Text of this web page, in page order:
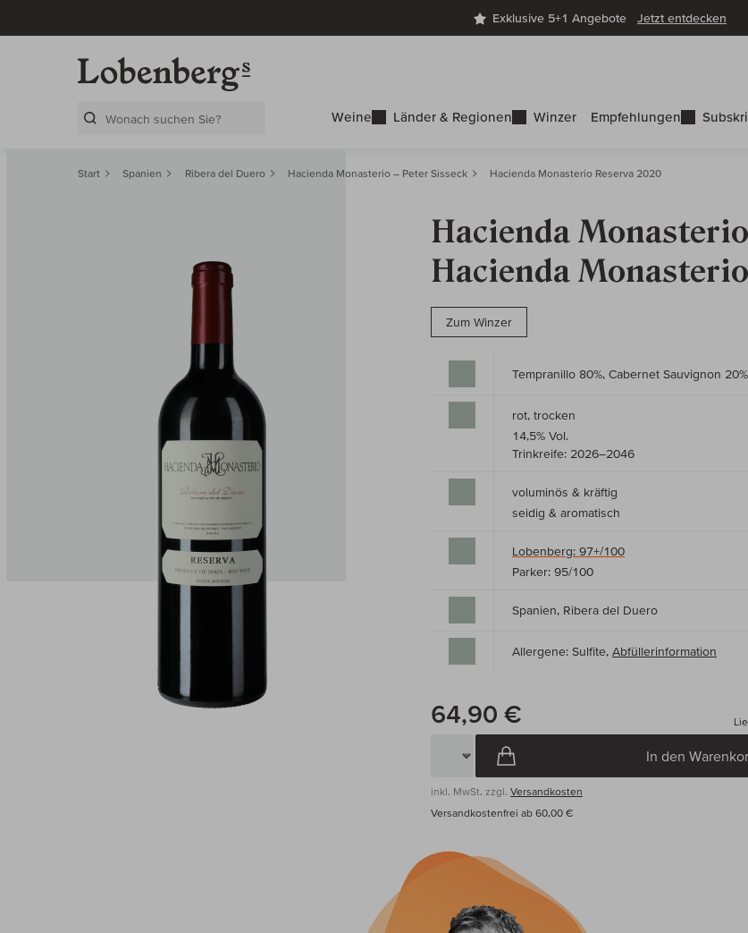
Exklusive 5+1 Angebote Jetzt entdecken
Weine Länder & Regionen Winzer Empfehlungen
Start Spanien Ribera del Duero Hacienda Monasterio – Peter Sisseck Hacienda Monasterio Reserva 2020
Hacienda
Hacienda
Zum Winzer
Tempranillo 80%, Cabernet Sauvignon 20%
rot, trocken
14,5% Vol.
Trinkreife: 2026–2046
voluminös & kräftig
seidig & aromatisch
Lobenberg: 97+/100
Parker: 95/100
Spanien, Ribera del Duero
Allergene: Sulfite, Abfüllerinformation
64,90 €
In den
inkl. MwSt, zzgl. Versandkosten
Versandkostenfrei ab 60,00 €